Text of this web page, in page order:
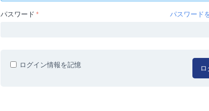
パスワード パスワード
ロ
ログイン情報を記憶